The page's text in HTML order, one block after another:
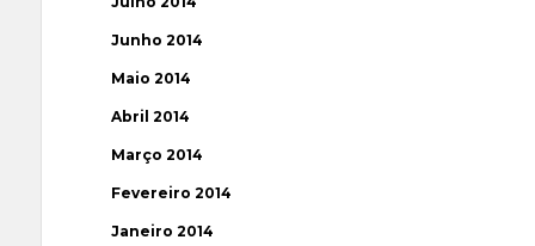
Junho 2014
Maio 2014
Abril 2014
Março 2014
Fevereiro 2014
Janeiro 2014